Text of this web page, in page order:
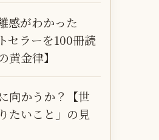
感がわかった
セラーを100冊読
黄金律】
向かうか？【世
たいこと」の見